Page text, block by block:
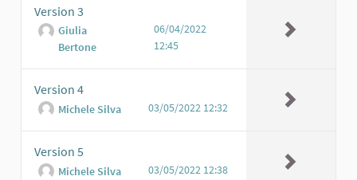
Version 3
Giulia
Bertone
06/04/2022
12:45
Version 4
Michele Silva 03/05/2022 12:32
Version 5
Michele Silva 03/05/2022 12:38